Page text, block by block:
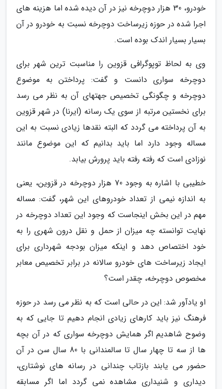
خودرو، 30 هزار دوچرخه نیز در آن دیده شده اما هزینه های
اجرا شده در حوزه زیرساخت دوچرخه نسبت به خودرو در آن
بسیار بسیار اندک بوده است.
وی به لحاظ توپوگرافی قزوین را مناسبت ترین شهر برای
دوچرخه سواری دانست و گفت: پرداختن به موضوع
دوچرخه و چگونگی تخصیص جهتهای آن به نظر می رسد
برای نخستین مرتبه از سوی یک رسانه (ایرنا) در شهر قزوین
به آن پرداخته می گردد که البته نقدها زیادی نسبت به این
مساله وجود دارد اما باید بدانیم که این موضوع مانند
نوزادی است که رفته رفته باید پرورش بیابد.
خطیبی با اشاره به وجود 70 هزار دوچرخه در قزوین، یعنی
به اندازه نیمی از تعداد خودروهای این شهر، گفت: مساله
مهم در این بخش اینجاست که وجود این تعداد دوچرخه در
نهایت توانسته چه میزان از حمل و نقل درون شهری را به
خود اختصاص دهد و اینکه میزان بودجه شهرداری برای
ایجاد زیرساخت های خودرو سالانه در برابر تخصیص معابر
مخصوص دوچرخه، چقدر است؟
او یادآور شد: این در حالی است که به نظر می رسد در حوزه
فرهنگ نیز باید کارهای زیادی انجام دهیم تا جایی که به
وضوح شاهدیم اگر همایش دوچرخه سواری که در آن بچه
ها از سه تا چهار سال تا سالمندانی با 80 سال سن در آن
حضور می یابند بازتاب چندانی در رسانه های نوشتاری،
دیداری و شنیداری مشاهده نمی گردد اما اگر مسابقه